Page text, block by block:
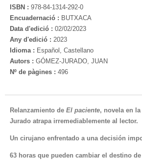
ISBN : 978-84-1314-292-0
Encuadernació : BUTXACA
Data d'edició : 02/02/2023
Any d'edició : 2023
Idioma : Español, Castellano
Autors : GÓMEZ-JURADO, JUAN
Nº de pàgines : 496
Relanzamiento de El paciente, novela en
Jurado atrapa irremediablemente al lector.
Un cirujano enfrentado a una decisión
63 horas que pueden cambiar el destino